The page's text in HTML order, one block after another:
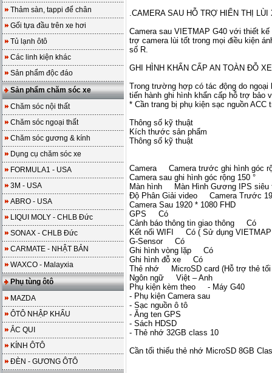
Thảm sàn, tappi để chân
Gối tựa đầu trên xe hơi
Tủ lạnh ôtô
Các linh kiện khác
Sản phẩm độc đáo
Sản phẩm chăm sóc xe
Chăm sóc nội thất
Chăm sóc ngoại thất
Chăm sóc gương & kính
Dụng cụ chăm sóc xe
FORMULA1 - USA
3M - USA
ABRO - USA
LIQUI MOLY - CHLB Đức
SONAX - CHLB Đức
CARMATE - NHẬT BẢN
WAXCO - Malayxia
Phụ tùng ôtô
MAZDA
ÔTÔ NHẬP KHẨU
ẮC QUI
KÍNH ÔTÔ
ĐÈN - GƯƠNG ÔTÔ
.CAMERA SAU HỖ TRỢ HIỂN THỊ LÙI
Camera sau VIETMAP G40 với thiết
trợ camera lùi tốt trong mọi điều kiện
số R.
GHI HÌNH KHẨN CẤP AN TOÀN ĐỖ XE
Trong trường hợp có tác động do
tiến hành ghi hình khẩn cấp hỗ trợ bảo
* Cần trang bị phụ kiện sạc nguồn
Thông số kỹ thuật
Kích thước sản phẩm
Thông số kỹ thuật
Camera Camera trước ghi hình góc
Camera sau ghi hình góc rộng 150 °
Màn hình Màn Hình Gương IPS siêu
Độ Phân Giải video Camera Trước
Camera Sau 1920 * 1080 FHD
GPS Có
Cảnh báo thông tin giao thông Có
Kết nối WIFI Có ( Sử dụng VIETMAP
G-Sensor Có
Ghi hình vòng lặp Có
Ghi hình đỗ xe Có
Thẻ nhớ MicroSD card (Hỗ trợ thẻ tối
Ngôn ngữ Việt – Anh
Phụ kiện kèm theo - Máy G40
- Phụ kiện Camera sau
- Sạc nguồn ô tô
- Ăng ten GPS
- Sách HDSD
- Thẻ nhớ 32GB class 10
Cần tối thiếu thẻ nhớ MicroSD 8GB